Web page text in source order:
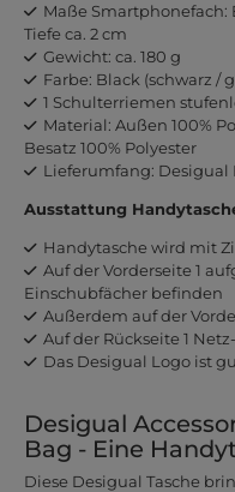
Maße Smartphonefach:
Tiefe ca. 2 cm
Gewicht: ca. 180 g
Farbe: Black (schwarz /
1 Schulterriemen
Material: Außen 100%
Besatz 100% Polyester
Lieferumfang:
Ausstattung
Handytasche wird mit
Auf der Vorderseite 1
Einschubfächer befinden
Außerdem auf der
Auf der Rückseite 1
Das Desigual Logo ist
Desigual
Bag - Eine
Diese Desigual Tasche